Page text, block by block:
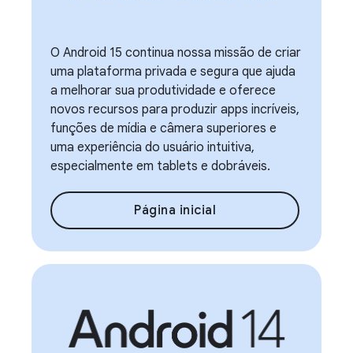
O Android 15 continua nossa missão de criar
uma plataforma privada e segura que ajuda
a melhorar sua produtividade e oferece
novos recursos para produzir apps incríveis,
funções de mídia e câmera superiores e
uma experiência do usuário intuitiva,
especialmente em tablets e dobráveis.
Página inicial